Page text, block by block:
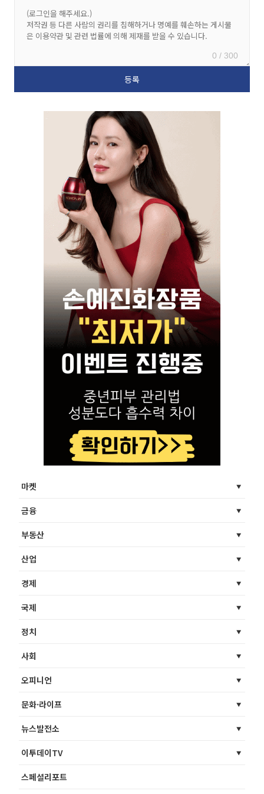
0 / 300
마켓
금융
부동산
산업
경제
국제
정치
사회
오피니언
문화·라이프
뉴스발전소
이투데이TV
스페셜리포트